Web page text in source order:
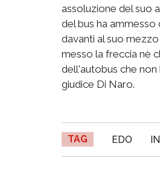
assoluzione del suo
del bus ha
davanti al suo
messo la freccia nè
dell'autobus che non
giudice Di Naro.
TAG EDO